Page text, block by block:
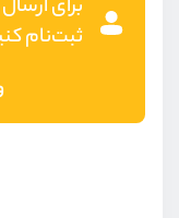
برای
ثبت‌نام